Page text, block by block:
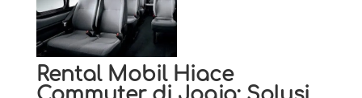
Rental Mobil Hiace